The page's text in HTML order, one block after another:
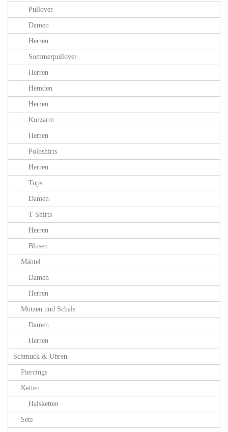
Pullover
Damen
Herren
Sommerpullover
Herren
Hemden
Herren
Kurzarm
Herren
Poloshirts
Herren
Tops
Damen
T-Shirts
Herren
Blusen
Mäntel
Damen
Herren
Mützen und Schals
Damen
Herren
Schmuck & Uhren
Piercings
Ketten
Halsketten
Sets